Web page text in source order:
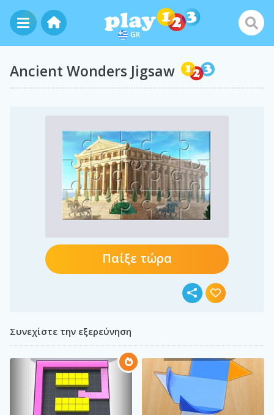
GR
Ancient Wonders Jigsaw
Παίξε τώρα
Συνεχίστε την εξερεύνηση